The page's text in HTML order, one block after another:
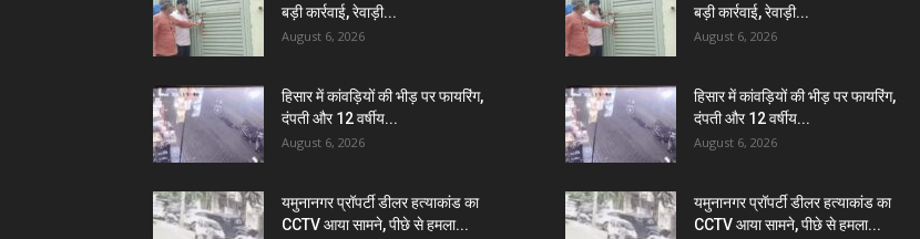
बड़ी कार्रवाई, रेवाड़ी...
August 6, 2026
हिसार में कांवड़ियों की भीड़ पर फायरिंग,
दंपती और 12 वर्षीय...
August 6, 2026
यमुनानगर प्रॉपर्टी डीलर हत्याकांड का
CCTV आया सामने, पीछे से हमला...
बड़ी कार्रवाई, रेवाड़ी...
August 6, 2026
हिसार में कांवड़ियों की भीड़ पर फायरिंग,
दंपती और 12 वर्षीय...
August 6, 2026
यमुनानगर प्रॉपर्टी डीलर हत्याकांड का
CCTV आया सामने, पीछे से हमला...